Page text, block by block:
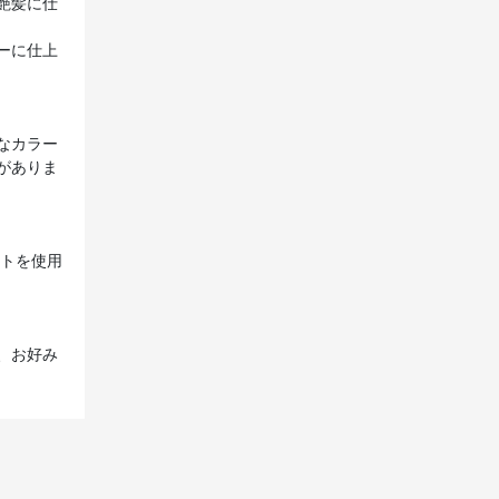
髪に仕
に仕上
カラー
ありま
を使用
お好み